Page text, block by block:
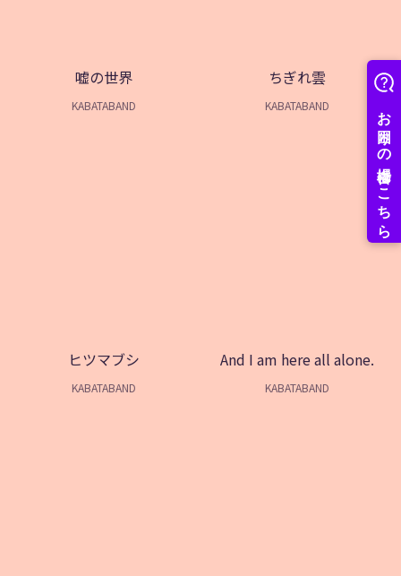
嘘の世界
KABATABAND
ちぎれ雲
KABATABAND
ヒツマブシ
KABATABAND
And I am here all alone.
KABATABAND